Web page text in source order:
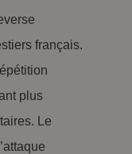
français.
plus
Le